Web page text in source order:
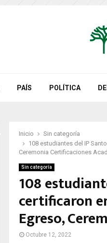
PAÍS POLÍTICA
Inicio
Sin categoría
108 estudiantes del IP
Ceremonia Certificaciones
Sin categoría
108
certificaron
Egreso,
Octubre 12, 2022